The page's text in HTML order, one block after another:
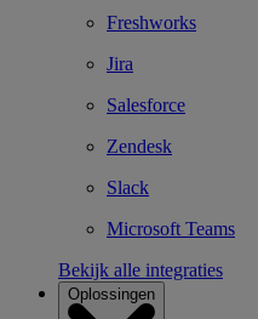
Freshworks
Jira
Salesforce
Zendesk
Slack
Microsoft Teams
Bekijk alle integraties
Oplossingen